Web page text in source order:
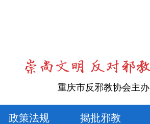
重庆市反邪教协会主办
政策法规 揭批邪教